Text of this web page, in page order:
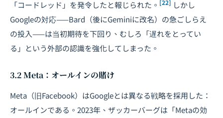
「コードレッド」を発令したと報じられた。 [22] しかし
Googleの対応——Bard（後にGeminiに改名）の急ごしらえ
の投入——は当初期待を下回り、むしろ「遅れをとってい
る」という外部の認識を強化してしまった。
3.2 Meta：オールインの賭け
Meta（旧Facebook）はGoogleとは異なる戦略を採用した：
オールインである。2023年、ザッカーバーグは「Metaの効